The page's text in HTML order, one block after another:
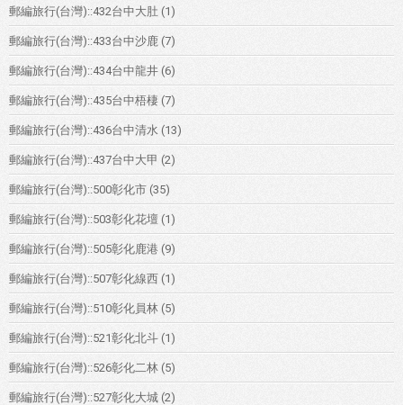
郵編旅行(台灣)::432台中大肚 (1)
郵編旅行(台灣)::433台中沙鹿 (7)
郵編旅行(台灣)::434台中龍井 (6)
郵編旅行(台灣)::435台中梧棲 (7)
郵編旅行(台灣)::436台中清水 (13)
郵編旅行(台灣)::437台中大甲 (2)
郵編旅行(台灣)::500彰化市 (35)
郵編旅行(台灣)::503彰化花壇 (1)
郵編旅行(台灣)::505彰化鹿港 (9)
郵編旅行(台灣)::507彰化線西 (1)
郵編旅行(台灣)::510彰化員林 (5)
郵編旅行(台灣)::521彰化北斗 (1)
郵編旅行(台灣)::526彰化二林 (5)
郵編旅行(台灣)::527彰化大城 (2)